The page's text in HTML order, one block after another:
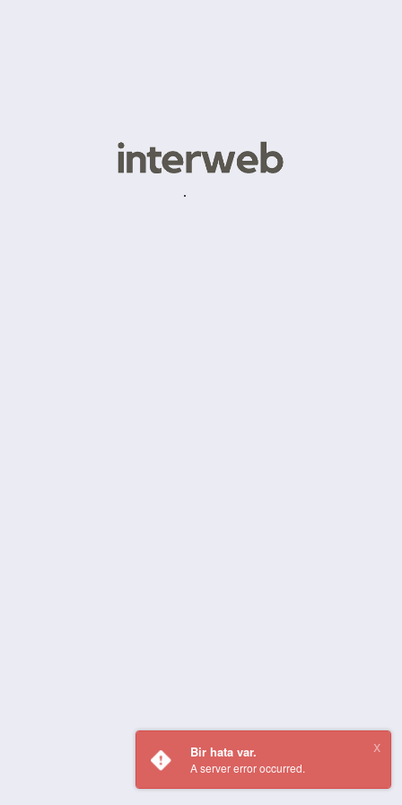
Bir hata var.
A server error occurred.